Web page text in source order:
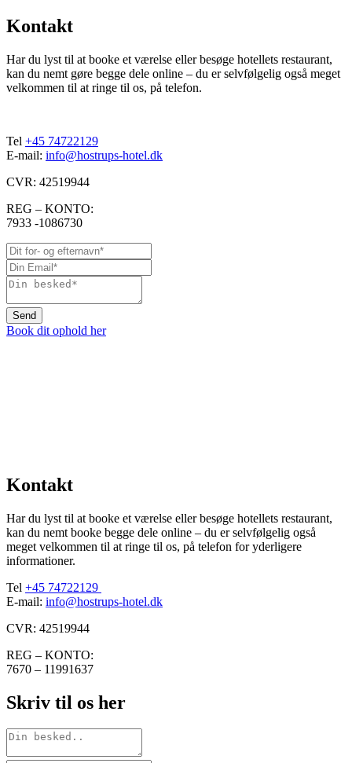
Kontakt
Har du lyst til at booke et værelse eller besøge hotellets restaurant,
kan du nemt gøre begge dele online – du er selvfølgelig også meget
velkommen til at ringe til os, på telefon.
Tel +45 74722129
E-mail: info@hostrups-hotel.dk
CVR: 42519944
REG – KONTO:
7933 -1086730
Send
Book dit ophold her
Kontakt
Har du lyst til at booke et værelse eller besøge hotellets restaurant,
kan du nemt booke begge dele online – du er selvfølgelig også
meget velkommen til at ringe til os, på telefon for yderligere
informationer.
Tel +45 74722129
E-mail: info@hostrups-hotel.dk
CVR: 42519944
REG – KONTO:
7670 – 11991637
Skriv til os her